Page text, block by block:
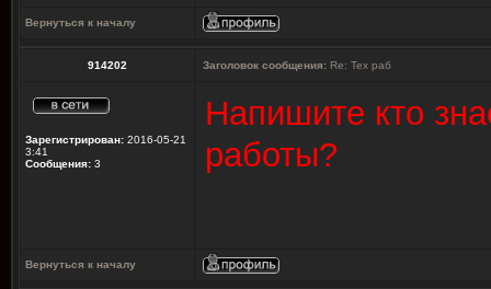
Вернуться к началу
914202 Заголовок сообщения: Re: Тех раб
Зарегистрирован: 2016-05-21
3:41
Сообщения: 3
Напишите кто
работы?
Вернуться к началу